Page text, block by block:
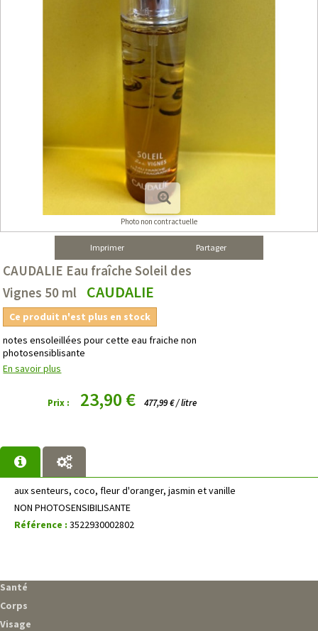
Photo non contractuelle
Imprimer Partager
CAUDALIE Eau fraîche Soleil des
Vignes 50 ml
CAUDALIE
Ce produit n'est plus en stock
notes ensoleillées pour cette eau fraiche non
photosensiblisante
En savoir plus
Prix : 23,90 € 477,99 € / litre
aux senteurs, coco, fleur d'oranger, jasmin et vanille
NON PHOTOSENSIBILISANTE
Référence : 3522930002802
Santé
Corps
Visage